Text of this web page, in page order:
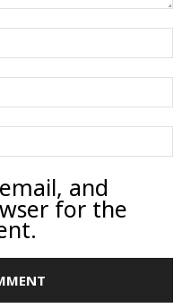
and
for the